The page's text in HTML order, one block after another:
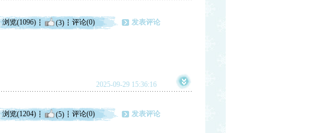
浏览(1096) (3) 评论(0) 发表评论
2025-09-29 15:36:16
浏览(1204) (5) 评论(0) 发表评论